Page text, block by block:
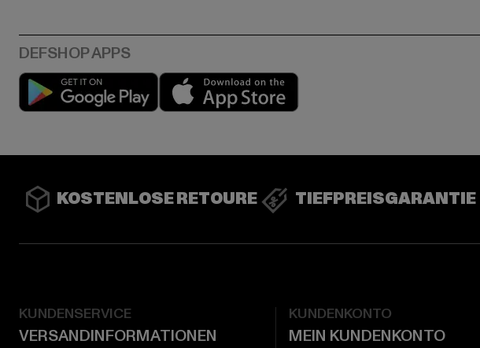
Play market
KOSTENLOSE RETOURE TIEFPREISGARANTIE
KUNDENSERVICE
VERSANDINFORMATIONEN
KUNDENKONTO
MEIN KUNDENKONTO